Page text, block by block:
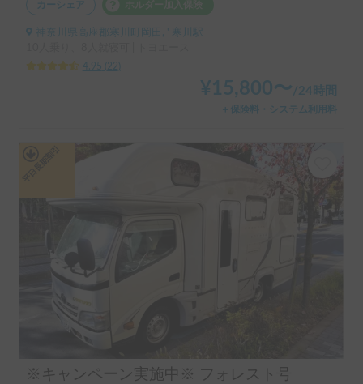
カーシェア
神奈川県高座郡寒川町岡田, ' 寒川駅
4.95
22
¥ 15,800〜/24時間
＋保険料・システム利用料
※キャンペーン実施中※ フォレスト号